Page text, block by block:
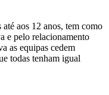
aos 12 anos, tem como
e pelo relacionamento
as equipas cedem
todas tenham igual